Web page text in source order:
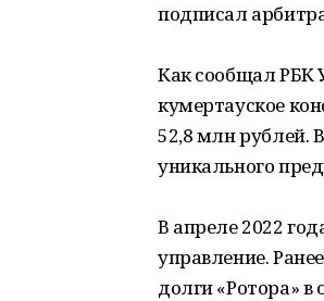
подписал
Как сообщал РБК
кумертауское
52,8 млн рублей.
уникального
В апреле 2022
управление.
долги «Ротора»